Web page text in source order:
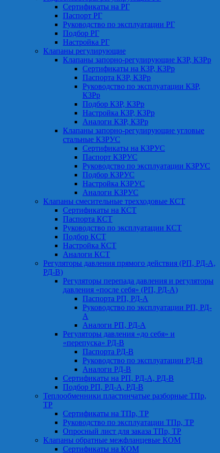
Сертификаты на РГ
Паспорт РГ
Руководство по эксплуатации РГ
Подбор РГ
Настройка РГ
Клапаны регулирующие
Клапаны запорно-регулирующие КЗР, КЗРр
Сертификаты на КЗР, КЗРр
Паспорта КЗР, КЗРр
Руководство по эксплуатации КЗР,
КЗРр
Подбор КЗР, КЗРр
Настройка КЗР, КЗРр
Аналоги КЗР, КЗРр
Клапаны запорно-регулирующие угловые
стальные КЗРУС
Сертификаты на КЗРУС
Паспорт КЗРУС
Руководство по эксплуатации КЗРУС
Подбор КЗРУС
Настройка КЗРУС
Аналоги КЗРУС
Клапаны смесительные трехходовые КСТ
Сертификаты на КСТ
Паспорта КСТ
Руководство по эксплуатации КСТ
Подбор КСТ
Настройка КСТ
Аналоги КСТ
Регуляторы давления прямого действия (РП, РД-А,
РД-В)
Регуляторы перепада давления и регуляторы
давления «после себя» (РП, РД-А)
Паспорта РП, РД-А
Руководство по эксплуатации РП, РД-
А
Аналоги РП, РД-А
Регуляторы давления «до себя» и
«перепуска» РД-В
Паспорта РД-В
Руководство по эксплуатации РД-В
Аналоги РД-В
Сертификаты на РП, РД-А, РД-В
Подбор РП, РД-А, РД-В
Теплообменники пластинчатые разборные ТПр,
ТР
Сертификаты на ТПр, ТР
Руководство по эксплуатации ТПр, ТР
Опросный лист для заказа ТПр, ТР
Клапаны обратные межфланцевые КОМ
Сертификаты на КОМ